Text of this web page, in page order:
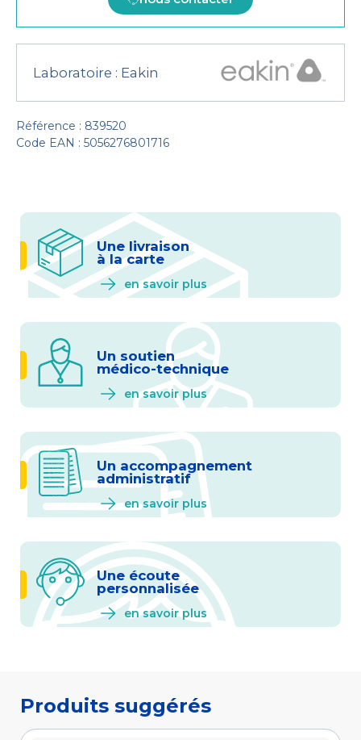
Laboratoire : Eakin
Référence : 839520
Code EAN : 5056276801716
Une livraison
à la carte
en savoir plus
Un soutien
médico-technique
en savoir plus
Un accompagnement
administratif
en savoir plus
Une écoute
personnalisée
en savoir plus